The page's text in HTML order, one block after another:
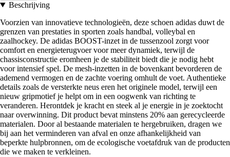
Beschrijving
Voorzien van innovatieve technologieën, deze schoen adidas duwt de
grenzen van prestaties in sporten zoals handbal, volleybal en
zaalhockey. De adidas BOOST-inzet in de tussenzool zorgt voor
comfort en energieterugvoer voor meer dynamiek, terwijl de
chassisconstructie eromheen je de stabiliteit biedt die je nodig hebt
voor intensief spel. De mesh-inzetten in de bovenkant bevorderen de
ademend vermogen en de zachte voering omhult de voet. Authentieke
details zoals de versterkte neus eren het originele model, terwijl een
nieuw gripmotief je helpt om in een oogwenk van richting te
veranderen. Herontdek je kracht en steek al je energie in je zoektocht
naar overwinning. Dit product bevat minstens 20% aan gerecycleerde
materialen. Door al bestaande materialen te hergebruiken, dragen we
bij aan het verminderen van afval en onze afhankelijkheid van
beperkte hulpbronnen, om de ecologische voetafdruk van de producten
die we maken te verkleinen.